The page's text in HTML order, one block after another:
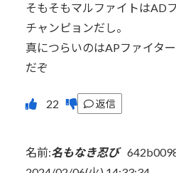
そもそもマルファイトはAD
チャンピョンだし。
真につらいのはAPファイタ
だぞ
返信
名前:名もなき忍び